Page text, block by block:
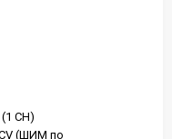
CH)
(ШИМ по